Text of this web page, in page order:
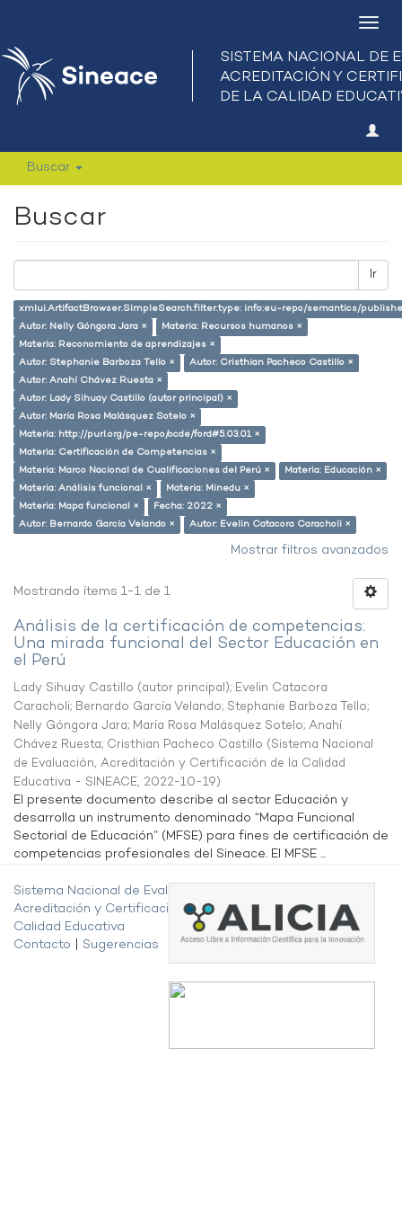
Buscar
Buscar
Ir
xmlui.ArtifactBrowser.SimpleSearch.filter.type: info:eu-repo/semantics/
Autor: Nelly Góngora Jara ×
Materia: Recursos humanos ×
Materia: Reconomiento de aprendizajes ×
Autor: Stephanie Barboza Tello ×
Autor: Cristhian Pacheco Castillo ×
Autor: Anahí Chávez Ruesta ×
Autor: Lady Sihuay Castillo (autor principal) ×
Autor: María Rosa Malásquez Sotelo ×
Materia: http://purl.org/pe-repo/ocde/ford#5.03.01 ×
Materia: Certificación de Competencias ×
Materia: Marco Nacional de Cualificaciones del Perú ×
Materia: Educación ×
Materia: Análisis funcional ×
Materia: Minedu ×
Materia: Mapa funcional ×
Fecha: 2022 ×
Autor: Bernardo García Velando ×
Autor: Evelin Catacora Caracholi ×
Mostrar filtros avanzados
Mostrando ítems 1-1 de 1
Análisis de la certificación de competencias:
Una mirada funcional del Sector Educación en
el Perú
Lady Sihuay Castillo (autor principal); Evelin Catacora
Caracholi; Bernardo García Velando; Stephanie Barboza Tello;
Nelly Góngora Jara; María Rosa Malásquez Sotelo; Anahí
Chávez Ruesta; Cristhian Pacheco Castillo (Sistema Nacional
de Evaluación, Acreditación y Certificación de la Calidad
Educativa - SINEACE, 2022-10-19)
El presente documento describe al sector Educación y
desarrolla un instrumento denominado “Mapa Funcional
Sectorial de Educación” (MFSE) para fines de certificación de
competencias profesionales del Sineace. El MFSE ...
Sistema Nacional de Evaluación,
Acreditación y Certificación de la
Calidad Educativa
Contacto
Sugerencias